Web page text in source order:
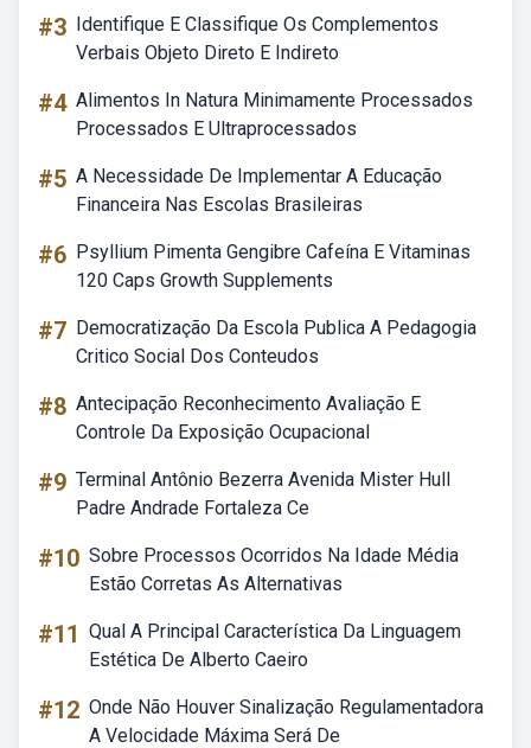
#3 Identifique E Classifique Os Complementos
Verbais Objeto Direto E Indireto
#4 Alimentos In Natura Minimamente Processados
Processados E Ultraprocessados
#5 A Necessidade De Implementar A Educação
Financeira Nas Escolas Brasileiras
#6 Psyllium Pimenta Gengibre Cafeína E Vitaminas
120 Caps Growth Supplements
#7 Democratização Da Escola Publica A Pedagogia
Critico Social Dos Conteudos
#8 Antecipação Reconhecimento Avaliação E
Controle Da Exposição Ocupacional
#9 Terminal Antônio Bezerra Avenida Mister Hull
Padre Andrade Fortaleza Ce
#10 Sobre Processos Ocorridos Na Idade Média
Estão Corretas As Alternativas
#11 Qual A Principal Característica Da Linguagem
Estética De Alberto Caeiro
#12 Onde Não Houver Sinalização Regulamentadora
A Velocidade Máxima Será De